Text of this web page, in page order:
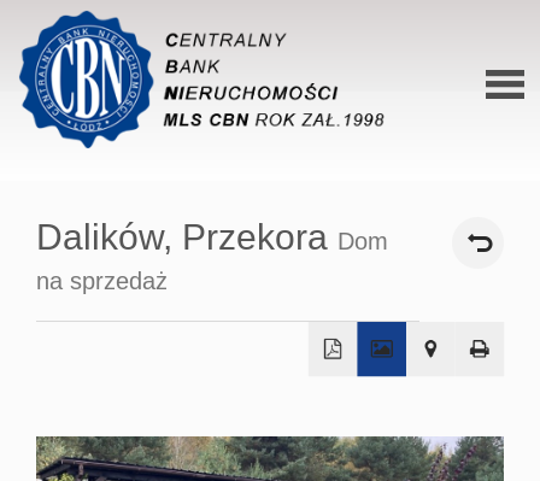
O
Dalików, Przekora Dom
na sprzedaż
−